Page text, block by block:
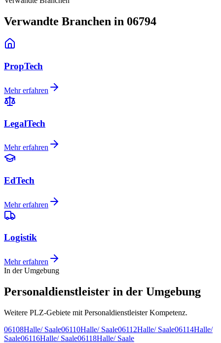
Verwandte Branchen in 06794
PropTech
Mehr erfahren
LegalTech
Mehr erfahren
EdTech
Mehr erfahren
Logistik
Mehr erfahren
In der Umgebung
Personaldienstleister in der Umgebung
Weitere PLZ-Gebiete mit Personaldienstleister Kompetenz.
06108Halle/ Saale06110Halle/ Saale06112Halle/ Saale06114Halle/
Saale06116Halle/ Saale06118Halle/ Saale